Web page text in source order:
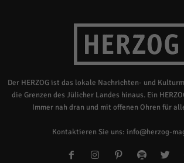
Der HERZOG ist das lokale Nachrichten- und
die Grenzen des Jülicher Landes hinaus. Ein
Immer nah dran und mit offenen Ohren für
Kontaktieren Sie uns: info@herzog-